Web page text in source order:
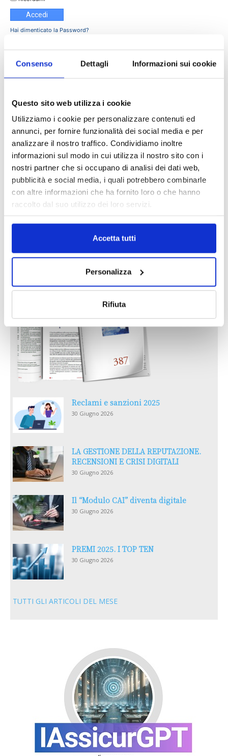
Consenso Dettagli Informazioni sui cookie
Questo sito web utilizza i cookie
Utilizziamo i cookie per personalizzare contenuti ed
annunci, per fornire funzionalità dei social media e per
analizzare il nostro traffico. Condividiamo inoltre
informazioni sul modo in cui utilizza il nostro sito con i
nostri partner che si occupano di analisi dei dati web,
pubblicità e social media, i quali potrebbero combinarle
con altre informazioni che ha fornito loro o che hanno
raccolto dal suo utilizzo dei loro servizi.
Accetta tutti
Personalizza
Rifiuta
Hai dimenticato la Password?
© Riproduzione riservata
TAGS Assinews rivista assinews386
fidelizzazione
newsletter
sara tortelli social media marketing WhatsApp
IL MENSILE ASSINEWS LUGLIO-
AGOSTO 2026
Reclami e sanzioni 2025
30 Giugno 2026
LA GESTIONE DELLA REPUTAZIONE.
RECENSIONI E CRISI DIGITALI
30 Giugno 2026
Il “Modulo CAI” diventa digitale
30 Giugno 2026
PREMI 2025. I TOP TEN
30 Giugno 2026
TUTTI GLI ARTICOLI DEL MESE